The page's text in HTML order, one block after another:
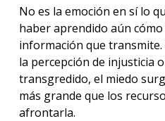
No es la emoción en sí lo
haber aprendido aún
información que
la percepción de injusticia
transgredido, el miedo
más grande que los
afrontarla.